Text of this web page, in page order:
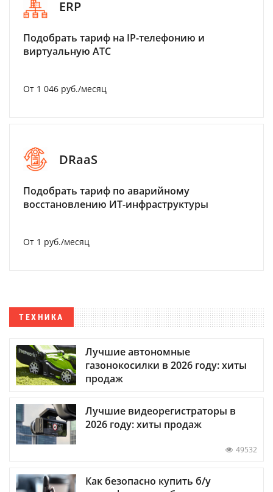
ERP
Подобрать тариф на IP-телефонию и
виртуальную АТС
От 1 046 руб./месяц
DRaaS
Подобрать тариф по аварийному
восстановлению ИТ-инфраструктуры
От 1 руб./месяц
ТЕХНИКА
Лучшие автономные
газонокосилки в 2026 году: хиты
продаж
Лучшие видеорегистраторы в
2026 году: хиты продаж
49532
Как безопасно купить б/у